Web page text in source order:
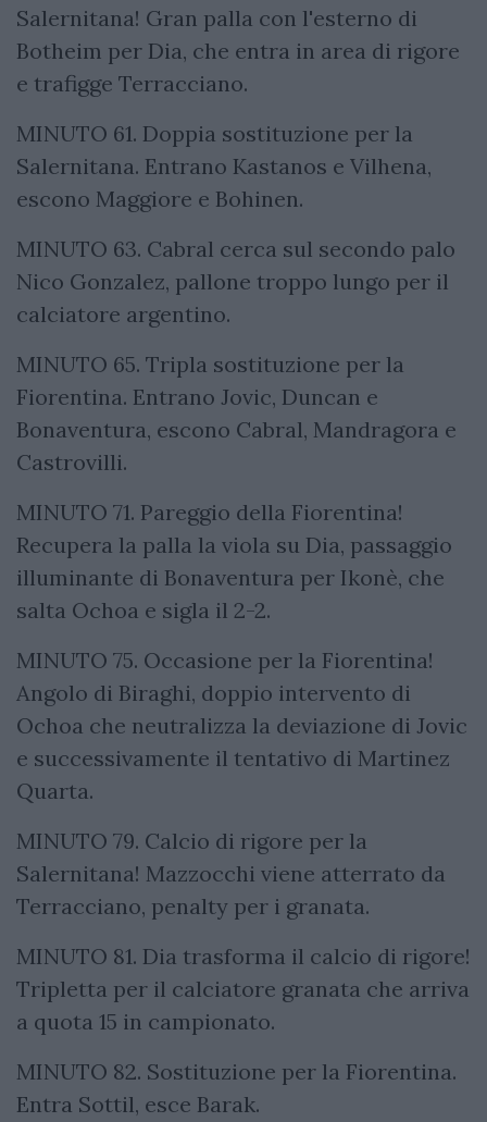
Salernitana! Gran palla con l'esterno di
Botheim per Dia, che entra in area di rigore
e trafigge Terracciano.
MINUTO 61. Doppia sostituzione per la
Salernitana. Entrano Kastanos e Vilhena,
escono Maggiore e Bohinen.
MINUTO 63. Cabral cerca sul secondo palo
Nico Gonzalez, pallone troppo lungo per il
calciatore argentino.
MINUTO 65. Tripla sostituzione per la
Fiorentina. Entrano Jovic, Duncan e
Bonaventura, escono Cabral, Mandragora e
Castrovilli.
MINUTO 71. Pareggio della Fiorentina!
Recupera la palla la viola su Dia, passaggio
illuminante di Bonaventura per Ikonè, che
salta Ochoa e sigla il 2-2.
MINUTO 75. Occasione per la Fiorentina!
Angolo di Biraghi, doppio intervento di
Ochoa che neutralizza la deviazione di Jovic
e successivamente il tentativo di Martinez
Quarta.
MINUTO 79. Calcio di rigore per la
Salernitana! Mazzocchi viene atterrato da
Terracciano, penalty per i granata.
MINUTO 81. Dia trasforma il calcio di rigore!
Tripletta per il calciatore granata che arriva
a quota 15 in campionato.
MINUTO 82. Sostituzione per la Fiorentina.
Entra Sottil, esce Barak.